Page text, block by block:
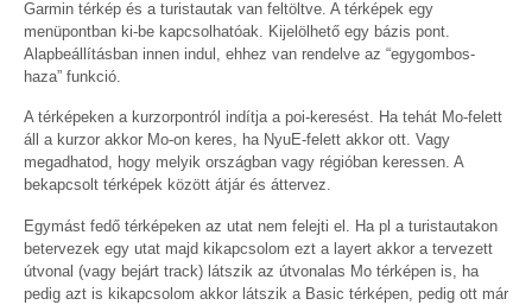
Garmin térkép és a turistautak van feltöltve. A térképek egy
menüpontban ki-be kapcsolhatóak. Kijelölhető egy bázis pont.
Alapbeállításban innen indul, ehhez van rendelve az “egygombos-
haza” funkció.
A térképeken a kurzorpontról indítja a poi-keresést. Ha tehát Mo-felett
áll a kurzor akkor Mo-on keres, ha NyuE-felett akkor ott. Vagy
megadhatod, hogy melyik országban vagy régióban keressen. A
bekapcsolt térképek között átjár és áttervez.
Egymást fedő térképeken az utat nem felejti el. Ha pl a turistautakon
betervezek egy utat majd kikapcsolom ezt a layert akkor a tervezett
útvonal (vagy bejárt track) látszik az útvonalas Mo térképen is, ha
pedig azt is kikapcsolom akkor látszik a Basic térképen, pedig ott már